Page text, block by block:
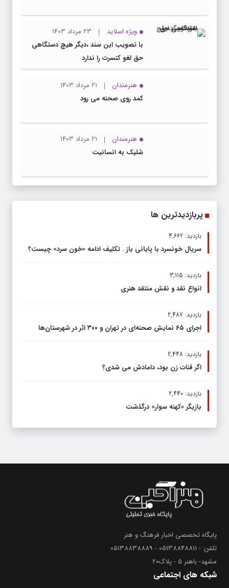
ویژه اسلاید
23 مرداد 1403
با تصویب این سند ،دیگر هیچ دستگاهی
حق لغو کنسرت را ندارد
هنرمندان
21 مرداد 1403
کمد روی صحنه می رود
هنرمندان
21 مرداد 1403
شلیک به انسانیت
پربازدیدترین ها
بازدید: 4,662
سریال خونسرد با پایانی باز . تکلیف ادامه «خون سرد» چیست؟
بازدید: 3,115
انواع نقد و نقش منتقد هنری
بازدید: 2,487
اجرای ۶۵ نمایش صحنه‌ای در تهران و ۳۰۰ اثر در شهرستان‌ها
بازدید: 2,448
اگر قنات زن بود، دامادش می شدی؟
بازدید: 2,440
بازیگر «کهنه سوار» درگذشت
پایگاه تخصصی اخبار فرهنگ و هنر
تلفن: - 05138848811 - 05138838889
مشهد- باهنر 5 - پلاک20
شبکه های اجتماعی